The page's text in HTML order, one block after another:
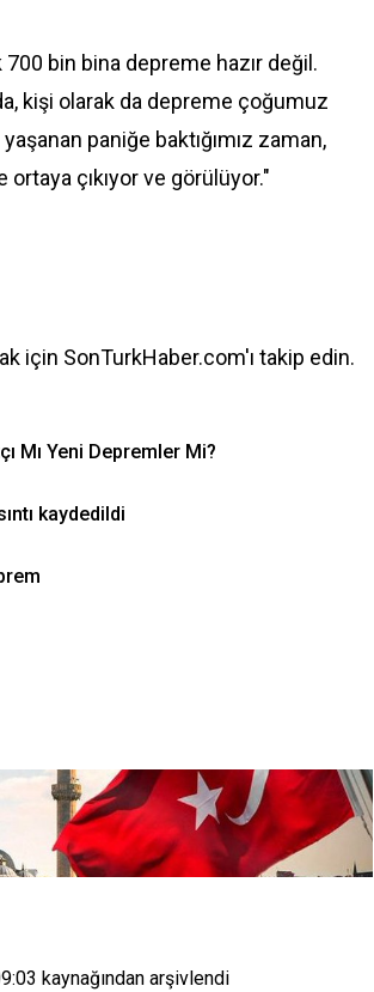
bin bina depreme hazır değil.
kişi olarak da depreme çoğumuz
paniğe baktığımız zaman,
ortaya çıkıyor ve görülüyor."
için SonTurkHaber.com'ı takip edin.
Mı Yeni Depremler Mi?
kaydedildi
kaynağından arşivlendi